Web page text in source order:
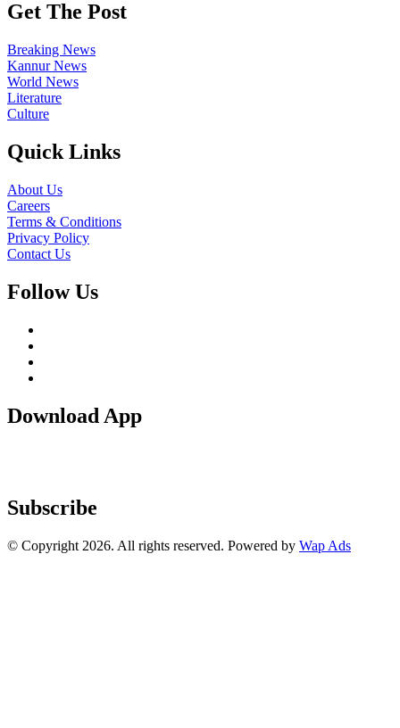
Get The Post
Breaking News
Kannur News
World News
Literature
Culture
Quick Links
About Us
Careers
Terms & Conditions
Privacy Policy
Contact Us
Follow Us
Download App
Subscribe
© Copyright 2026. All rights reserved. Powered by Wap Ads